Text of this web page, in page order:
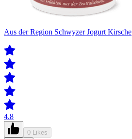
Aus der Region Schwyzer Jogurt Kirsche
4.8
0 Likes